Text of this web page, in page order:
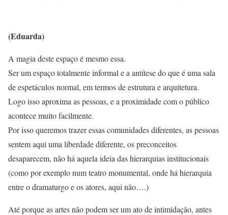
(Eduarda)
A magia deste espaço é mesmo essa.
Ser um espaço totalmente informal e a antítese do que é uma sala
de espetáculos normal, em termos de estrutura e arquitetura.
Logo isso aproxima as pessoas, e a proximidade com o público
acontece muito facilmente.
Por isso queremos trazer essas comunidades diferentes, as pessoas
sentem aqui uma liberdade diferente, os preconceitos
desaparecem, não há aquela ideia das hierarquias institucionais
(como por exemplo num teatro monumental, onde há hierarquia
entre o dramaturgo e os atores, aqui não….)
Até porque as artes não podem ser um ato de intimidação, antes